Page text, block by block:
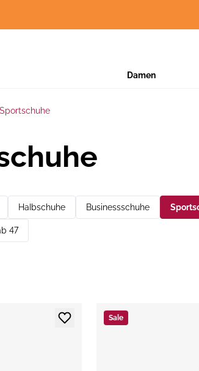
Damen
Sportschuhe
Halbschuhe Businessschuhe
47
Sale